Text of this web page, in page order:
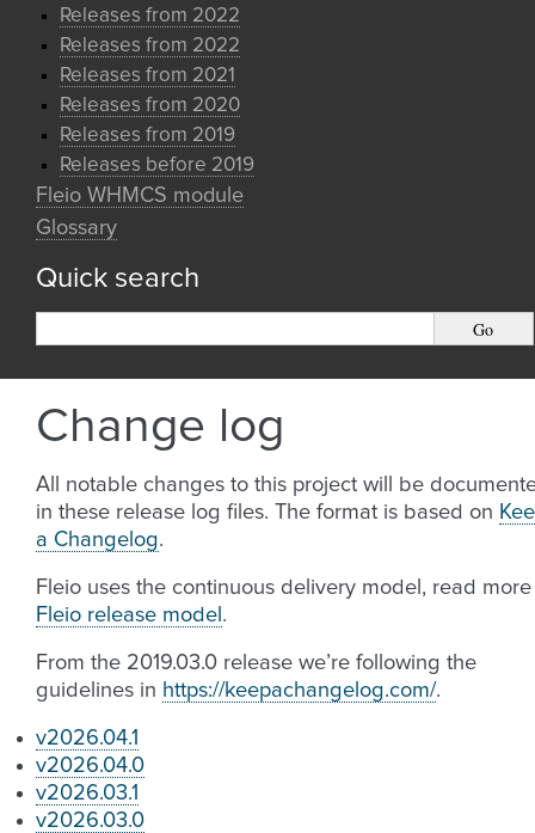
Releases from 2022
Releases from 2022
Releases from 2021
Releases from 2020
Releases from 2019
Releases before 2019
Fleio WHMCS module
Glossary
Quick search
Change log
All notable changes to this project will be
in these release log files. The format is based on
a Changelog.
Fleio uses the continuous delivery model, read
Fleio release model .
From the 2019.03.0 release we’re following the
guidelines in https://keepachangelog.com/.
v2026.04.1
v2026.04.0
v2026.03.1
v2026.03.0